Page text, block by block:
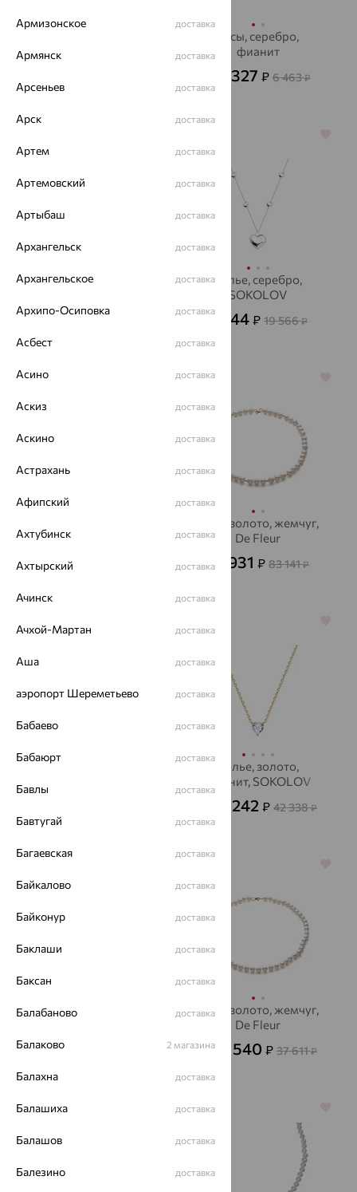
фианит, SOKOLOV
Бусы, серебро,
фианит
2 327 ₽ 6 463₽
Колье, золото
от
Колье, серебро,
SOKOLOV
7 044₽ 19 566₽
64%
жемчуг, SOKOLOV
от 5 417
64%
Бусы, золото, жемчуг,
De Fleur
29 931₽ 83 141₽
Колье, серебро,
Колье, золото,
фианит, SOKOLOV
15 242₽ 42 338₽
Колье, серебро,
от 8 397
Бусы, золото, жемчуг,
De Fleur
от 13 540 ₽ 37 611₽
64% 64%
Армизонское доставка
Армянск доставка
Арсеньев доставка
Арск доставка
Артем доставка
Артемовский доставка
Артыбаш доставка
Архангельск доставка
Архангельское доставка
Архипо-Осиповка доставка
Асбест доставка
Асино доставка
Аскиз доставка
Аскино доставка
Астрахань доставка
Афипский доставка
Ахтубинск доставка
Ахтырский доставка
Ачинск доставка
Ачхой-Мартан доставка
Аша доставка
аэропорт Шереметьево доставка
Бабаево доставка
Бабаюрт доставка
Бавлы доставка
Бавтугай доставка
Багаевская доставка
Байкалово доставка
Байконур доставка
Баклаши доставка
Баксан доставка
Балабаново доставка
Балаково 2 магазина
Балахна доставка
Балашиха доставка
Балашов доставка
Балезино доставка